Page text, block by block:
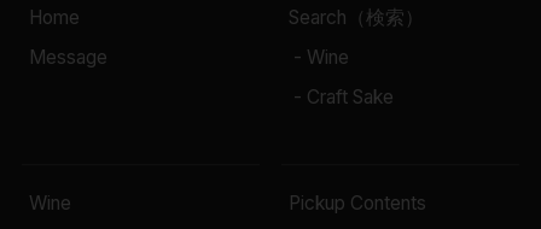
Home
Message
Search（検索）
- Wine
- Craft Sake
Wine
Pickup Contents